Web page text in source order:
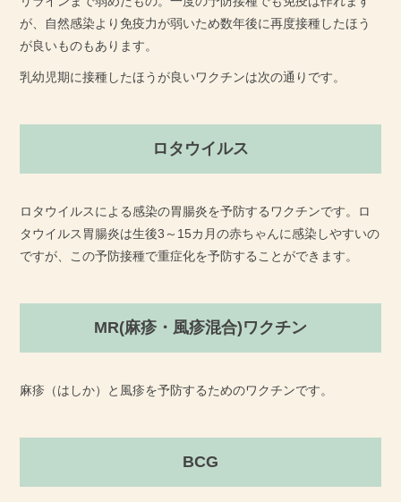
が、自然感染より免疫力が弱いため数年後に再度接種したほう
が良いものもあります。
乳幼児期に接種したほうが良いワクチンは次の通りです。
ロタウイルス
ロタウイルスによる感染の胃腸炎を予防するワクチンです。ロ
タウイルス胃腸炎は生後3～15カ月の赤ちゃんに感染しやすいの
ですが、この予防接種で重症化を予防することができます。
MR(麻疹・風疹混合)ワクチン
麻疹（はしか）と風疹を予防するためのワクチンです。
BCG